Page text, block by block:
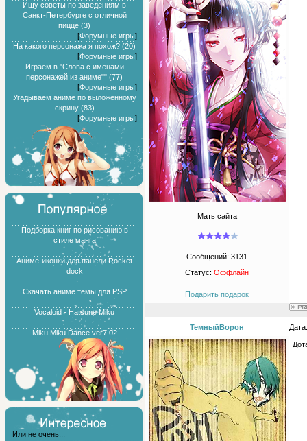
Ищу советы по заведениям в
Санкт-Петербурге с отличной
пицце (3)
[Форумные игры]
На какого персонажа я похож? (20)
[Форумные игры]
Играем в "Слова с именами
персонажей из аниме"" (77)
[Форумные игры]
Угадываем аниме по выложенному
скрину (83)
[Форумные игры]
Подборка книг по рисованию в
стиле манга
Аниме-иконки для панели Rocket
dock
Скачать аниме темы для PSP
Vocaloid - Hatsune Miku
Miku Miku Dance ver7.02
Или не очень...
Мать сайта
Сообщений:3131
Статус:Оффлайн
Подарить подарок
ТемныйВорон